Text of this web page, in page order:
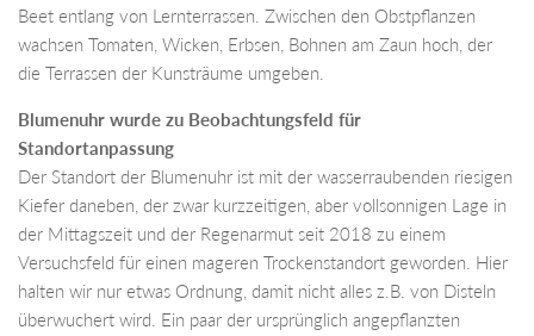
Beet entlang von Lernterrassen. Zwischen den Obstpflanzen
wachsen Tomaten, Wicken, Erbsen, Bohnen am Zaun hoch, der
die Terrassen der Kunsträume umgeben.
Blumenuhr wurde zu Beobachtungsfeld für
Standortanpassung
Der Standort der Blumenuhr ist mit der wasserraubenden riesigen
Kiefer daneben, der zwar kurzzeitigen, aber vollsonnigen Lage in
der Mittagszeit und der Regenarmut seit 2018 zu einem
Versuchsfeld für einen mageren Trockenstandort geworden. Hier
halten wir nur etwas Ordnung, damit nicht alles z.B. von Disteln
überwuchert wird. Ein paar der ursprünglich angepflanzten